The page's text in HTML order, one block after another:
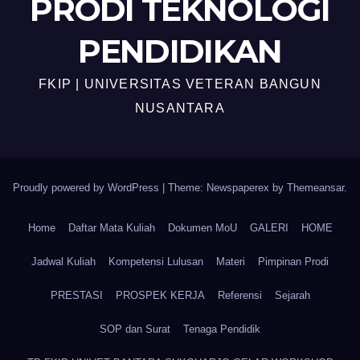
PRODI TEKNOLOGI
PENDIDIKAN
FKIP | UNIVERSITAS VETERAN BANGUN
NUSANTARA
Proudly powered by WordPress Theme: Newspaperex by Themeansar.
Home Daftar Mata Kuliah Dokumen MoU GALERI HOME
Jadwal Kuliah Kompetensi Lulusan Materi Pimpinan Prodi
PRESTASI PROSPEK KERJA Referensi Sejarah
SOP dan Surat Tenaga Pendidik